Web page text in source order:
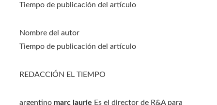
Tiempo de publicación del artículo
Nombre del autor
Tiempo de publicación del artículo
REDACCIÓN EL TIEMPO
argentino marc laurie Es el director de R&A para